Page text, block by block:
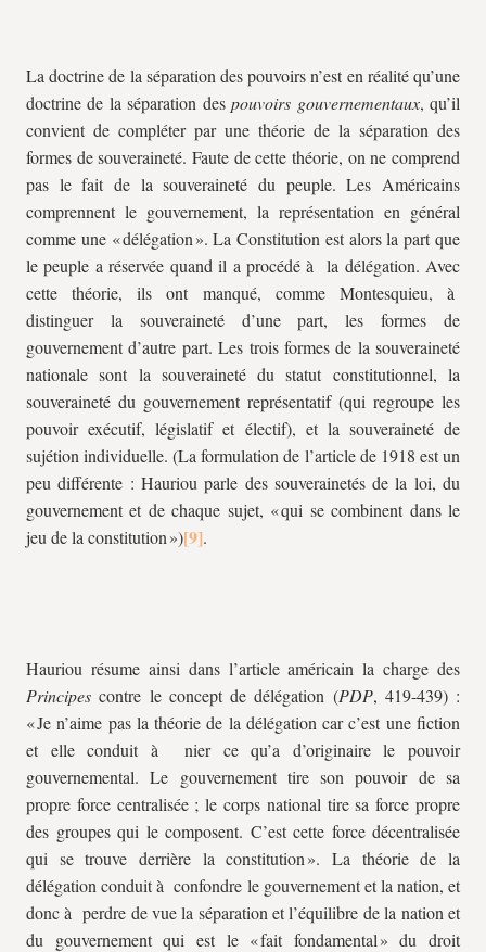
La doctrine de la séparation des pouvoirs n’est en réalité qu’une
doctrine de la séparation despouvoirs gouvernementaux, qu’il
convient de compléter par une théorie de la séparation des
formes de souveraineté. Faute de cette théorie, on ne comprend
pas le fait de la souveraineté du peuple. Les Américains
comprennent le gouvernement, la représentation en général
comme une « délégation ». La Constitution est alors la part que
le peuple a réservée quand il a procédé à la délégation. Avec
cette théorie, ils ont manqué, comme Montesquieu, à
distinguer la souveraineté d’une part, les formes de
gouvernement d’autre part. Les trois formes de la souveraineté
nationale sont la souveraineté du statut constitutionnel, la
souveraineté du gouvernement représentatif (qui regroupe les
pouvoir exécutif, législatif et électif), et la souveraineté de
sujétion individuelle. (La formulation de l’article de 1918 est un
peu différente : Hauriou parle des souverainetés de la loi, du
gouvernement et de chaque sujet, « qui se combinent dans le
jeu de la constitution »)
.
Hauriou résume ainsi dans l’article américain la charge des
Principes contre le concept de délégation (PDP, 419-439) :
« Je n’aime pas la théorie de la délégation car c’est une fiction
et elle conduit à nier ce qu’a d’originaire le pouvoir
gouvernemental. Le gouvernement tire son pouvoir de sa
propre force centralisée ; le corps national tire sa force propre
des groupes qui le composent. C’est cette force décentralisée
qui se trouve derrière la constitution ». La théorie de la
délégation conduit à confondre le gouvernement et la nation, et
donc à perdre de vue la séparation et l’équilibre de la nation et
du gouvernement qui est le « fait fondamental » du droit